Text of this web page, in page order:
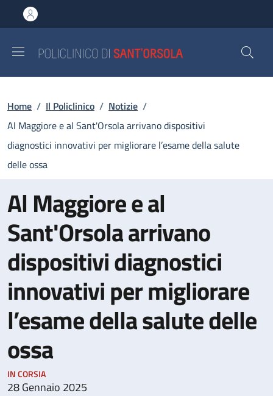
al contenuto principale
to footer content
Briciole di pane
Home / Il Policlinico / Notizie /
Al Maggiore e al Sant'Orsola arrivano dispositivi
diagnostici innovativi per migliorare l’esame della salute
delle ossa
Al Maggiore e al
Sant'Orsola arrivano
dispositivi diagnostici
innovativi per migliorare
l’esame della salute delle
ossa
IN CORSIA
28 Gennaio 2025